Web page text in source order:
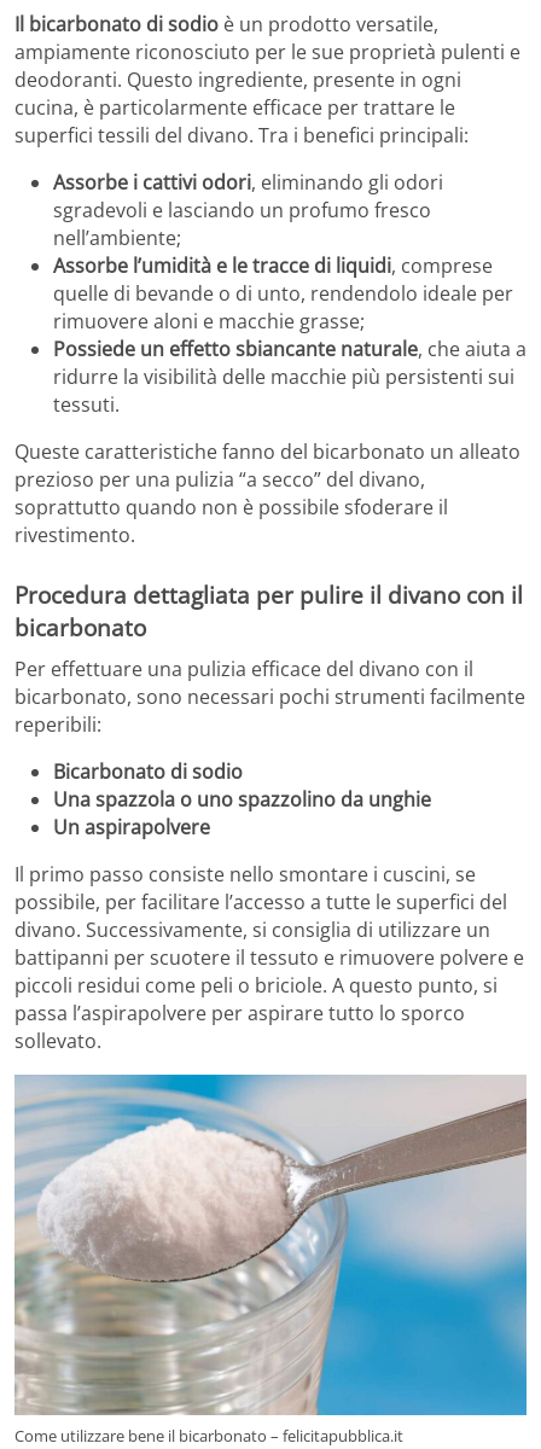
Il bicarbonato di sodio è un prodotto versatile,
ampiamente riconosciuto per le sue proprietà pulenti e
deodoranti. Questo ingrediente, presente in ogni
cucina, è particolarmente efficace per trattare le
superfici tessili del divano. Tra i benefici principali:
Assorbe i cattivi odori, eliminando gli odori
sgradevoli e lasciando un profumo fresco
nell’ambiente;
Assorbe l’umidità e le tracce di liquidi, comprese
quelle di bevande o di unto, rendendolo ideale per
rimuovere aloni e macchie grasse;
Possiede un effetto sbiancante naturale, che aiuta a
ridurre la visibilità delle macchie più persistenti sui
tessuti.
Queste caratteristiche fanno del bicarbonato un alleato
prezioso per una pulizia “a secco” del divano,
soprattutto quando non è possibile sfoderare il
rivestimento.
Procedura dettagliata per pulire il divano con il
bicarbonato
Per effettuare una pulizia efficace del divano con il
bicarbonato, sono necessari pochi strumenti facilmente
reperibili:
Bicarbonato di sodio
Una spazzola o uno spazzolino da unghie
Un aspirapolvere
Il primo passo consiste nello smontare i cuscini, se
possibile, per facilitare l’accesso a tutte le superfici del
divano. Successivamente, si consiglia di utilizzare un
battipanni per scuotere il tessuto e rimuovere polvere e
piccoli residui come peli o briciole. A questo punto, si
passa l’aspirapolvere per aspirare tutto lo sporco
sollevato.
Come utilizzare bene il bicarbonato – felicitapubblica.it